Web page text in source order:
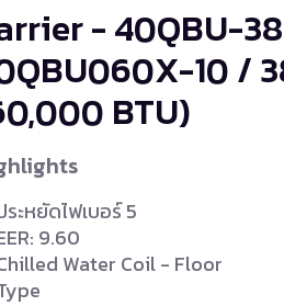
- 40QBU-
10 /
BTU)
ระหยัดไฟเบอร์ 5
9.60
Water Coil - Floor